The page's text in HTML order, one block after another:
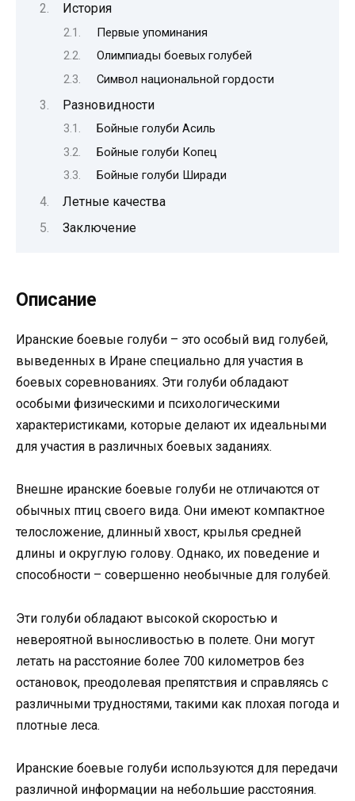
История
Первые упоминания
Олимпиады боевых голубей
Символ национальной гордости
Разновидности
Бойные голуби Асиль
Бойные голуби Копец
Бойные голуби Ширади
Летные качества
Заключение
Описание
Иранские боевые голуби – это особый вид голубей,
выведенных в Иране специально для участия в
боевых соревнованиях. Эти голуби обладают
особыми физическими и психологическими
характеристиками, которые делают их идеальными
для участия в различных боевых заданиях.
Внешне иранские боевые голуби не отличаются от
обычных птиц своего вида. Они имеют компактное
телосложение, длинный хвост, крылья средней
длины и округлую голову. Однако, их поведение и
способности – совершенно необычные для голубей.
Эти голуби обладают высокой скоростью и
невероятной выносливостью в полете. Они могут
летать на расстояние более 700 километров без
остановок, преодолевая препятствия и справляясь с
различными трудностями, такими как плохая погода и
плотные леса.
Иранские боевые голуби используются для передачи
различной информации на небольшие расстояния.